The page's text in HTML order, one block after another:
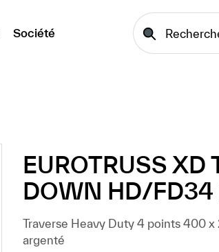
Société
EUROTRUSS XD
DOWN HD/FD34
Traverse Heavy Duty 4 points 400
argenté